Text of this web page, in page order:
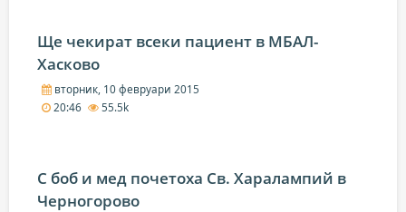
Ще чекират всеки пациент в МБАЛ-
Хасково
вторник, 10 февруари 2015
20:46
55.5k
С боб и мед почетоха Св. Харалампий в
Черногорово